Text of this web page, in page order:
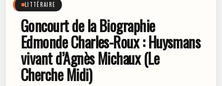
LITTÉRAIRE
Goncourt de la Biographie
Edmonde Charles-Roux : Huysmans
vivant d’Agnès Michaux (Le
Cherche Midi)